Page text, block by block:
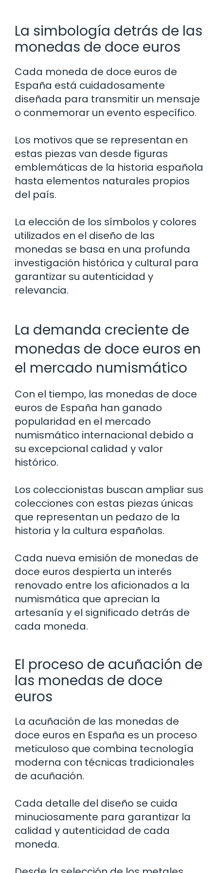
La simbología detrás de las
monedas de doce euros
Cada moneda de doce euros de
España está cuidadosamente
diseñada para transmitir un mensaje
o conmemorar un evento específico.
Los motivos que se representan en
estas piezas van desde figuras
emblemáticas de la historia española
hasta elementos naturales propios
del país.
La elección de los símbolos y colores
utilizados en el diseño de las
monedas se basa en una profunda
investigación histórica y cultural para
garantizar su autenticidad y
relevancia.
La demanda creciente de
monedas de doce euros en
el mercado numismático
Con el tiempo, las monedas de doce
euros de España han ganado
popularidad en el mercado
numismático internacional debido a
su excepcional calidad y valor
histórico.
Los coleccionistas buscan ampliar sus
colecciones con estas piezas únicas
que representan un pedazo de la
historia y la cultura españolas.
Cada nueva emisión de monedas de
doce euros despierta un interés
renovado entre los aficionados a la
numismática que aprecian la
artesanía y el significado detrás de
cada moneda.
El proceso de acuñación de
las monedas de doce
euros
La acuñación de las monedas de
doce euros en España es un proceso
meticuloso que combina tecnología
moderna con técnicas tradicionales
de acuñación.
Cada detalle del diseño se cuida
minuciosamente para garantizar la
calidad y autenticidad de cada
moneda.